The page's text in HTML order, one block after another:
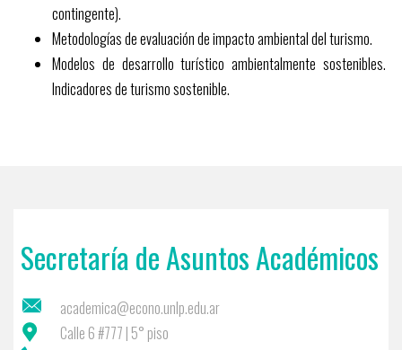
contingente).
Metodologías de evaluación de impacto ambiental del turismo.
Modelos de desarrollo turístico ambientalmente sostenibles.
Indicadores de turismo sostenible.
Secretaría de Asuntos Académicos
academica@econo.unlp.edu.ar
Calle 6 #777 | 5° piso